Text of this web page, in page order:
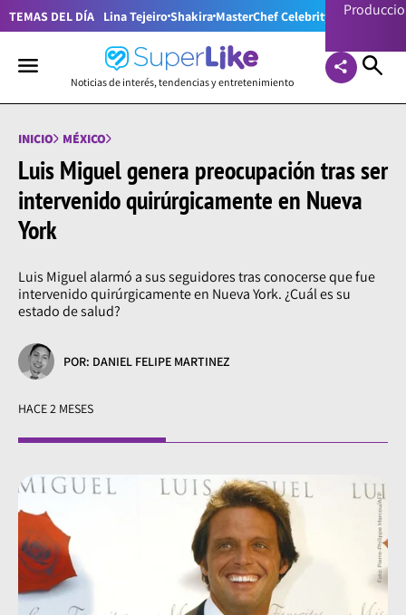
TEMAS DEL DÍA Lina TejeiroShakira MasterChef Celebrity Colombia
Noticias de interés, tendencias y entretenimiento
INICIO MÉXICO
Luis Miguel genera preocupación tras ser
intervenido quirúrgicamente en Nueva
York
Luis Miguel alarmó a sus seguidores tras conocerse que fue
intervenido quirúrgicamente en Nueva York. ¿Cuál es su
estado de salud?
POR: DANIEL FELIPE MARTINEZ
HACE 2 MESES